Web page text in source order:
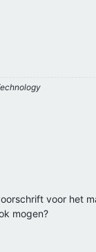
voor het
mogen?